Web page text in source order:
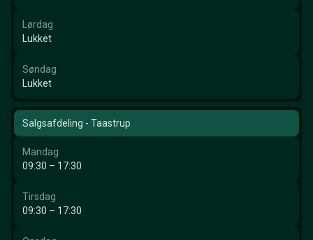
Lørdag
Lukket
Søndag
Lukket
Salgsafdeling - Taastrup
Mandag
09:30 – 17:30
Tirsdag
09:30 – 17:30